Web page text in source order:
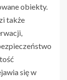
obiekty.
także
się w